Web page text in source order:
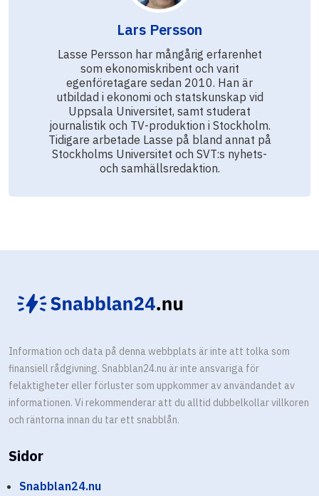
Lars Persson
Lasse Persson har mångårig erfarenhet
som ekonomiskribent och varit
egenföretagare sedan 2010. Han är
utbildad i ekonomi och statskunskap vid
Uppsala Universitet, samt studerat
journalistik och TV-produktion i Stockholm.
Tidigare arbetade Lasse på bland annat på
Stockholms Universitet och SVT:s nyhets-
och samhällsredaktion.
Information och data på denna webbplats är inte att tolka som
finansiell rådgivning. Snabblan24.nu är inte ansvariga för
felaktigheter eller förluster som uppkommer av användandet av
informationen. Vi rekommenderar att du alltid dubbelkollar villkoren
och räntorna innan du tar ett snabblån.
Sidor
Snabblan24.nu